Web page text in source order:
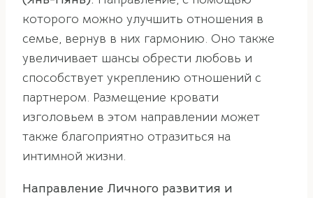
которого можно улучшить отношения в
семье, вернув в них гармонию. Оно также
увеличивает шансы обрести любовь и
способствует укреплению отношений с
партнером. Размещение кровати
изголовьем в этом направлении может
также благоприятно отразиться на
интимной жизни.
Направление Личного развития и